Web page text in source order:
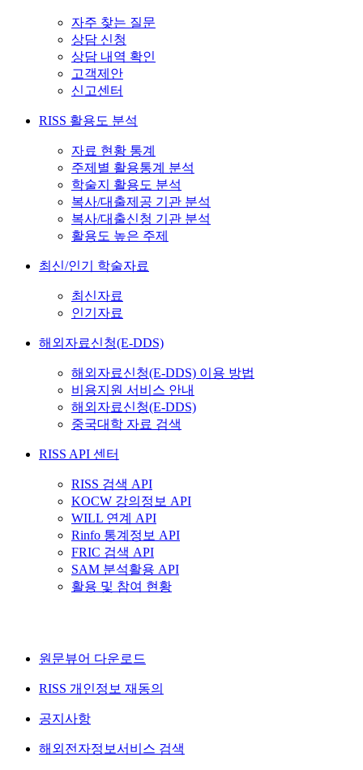
자주 찾는 질문
상담 신청
상담 내역 확인
고객제안
신고센터
RISS 활용도 분석
자료 현황 통계
주제별 활용통계 분석
학술지 활용도 분석
복사/대출제공 기관 분석
복사/대출신청 기관 분석
활용도 높은 주제
최신/인기 학술자료
최신자료
인기자료
해외자료신청(E-DDS)
해외자료신청(E-DDS) 이용 방법
비용지원 서비스 안내
해외자료신청(E-DDS)
중국대학 자료 검색
RISS API 센터
RISS 검색 API
KOCW 강의정보 API
WILL 연계 API
Rinfo 통계정보 API
FRIC 검색 API
SAM 분석활용 API
활용 및 참여 현황
원문뷰어 다운로드
RISS 개인정보 재동의
공지사항
해외전자정보서비스 검색